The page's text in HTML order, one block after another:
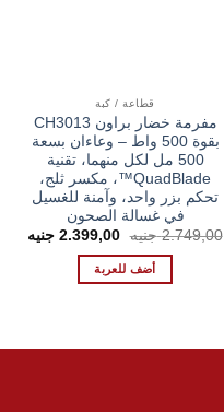
قطاعة / كبة
مفرمة خضار براون CH3013
بقوة 500 واط – وعاءان بسعة
500 مل لكل منهما، تقنية
QuadBlade™، مكسر ثلج،
تحكم بزر واحد، وآمنة للغسيل
في غسالة الصحون
2.749,00 جنيه السعر
هو:
2.749,00 EGP.
2.399,00 جنيه
أضف للعربة